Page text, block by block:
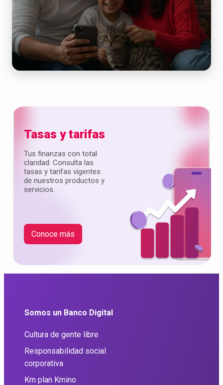
Tasas y tarifas
Tus finanzas con total
claridad. Consulta las
tasas y tarifas vigentes
de nuestros productos y
servicios.
Conoce más
Somos un Banco Digital
Cultura de gente libre
Responsabilidad social
corporativa
Km plan Kmino